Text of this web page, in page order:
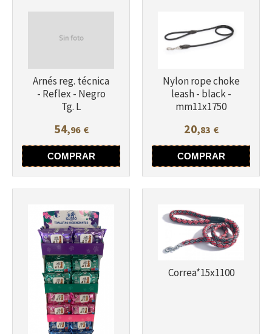
Arnés reg. técnica
- Reflex - Negro
Tg. L
54,96 €
COMPRAR
Nylon rope choke
leash - black -
mm11x1750
20,83 €
COMPRAR
Correa*15x1100
Más info Más info